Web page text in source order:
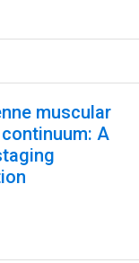
muscular
A